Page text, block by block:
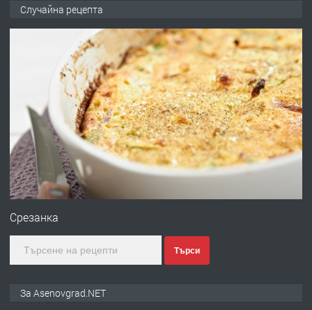
преди 1 година
Професионална зеленчукорезачка
за заведения и дома
преди 1 година
ПРЕДЛАГА
Случайна рецепта
Срезанка
Търси
За Asenovgrad.NET